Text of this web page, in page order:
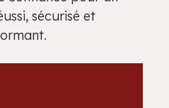
sécurisé et